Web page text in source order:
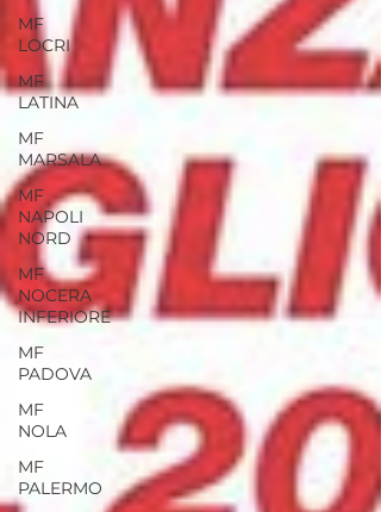
MF
LOCRI
MF
LATINA
MF
MARSALA
MF
NAPOLI
NORD
MF
NOCERA
INFERIORE
MF
PADOVA
MF
NOLA
MF
PALERMO